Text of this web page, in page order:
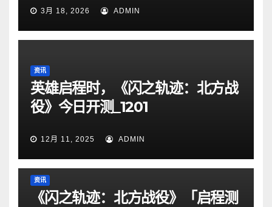
3月 18, 2026 ADMIN
资讯
英雄启程时，《闪之轨迹：北方战
役》今日开测_1201
12月 11, 2025 ADMIN
资讯
《闪之轨迹：北方战役》「启程测